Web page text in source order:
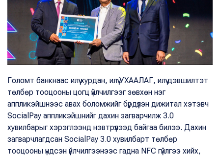
Голомт банкнаас илүү хурдан, илүү УХААЛАГ, илүү дэвшилтэт
төлбөр тооцооны цогц үйлчилгээг зөвхөн нэг
аппликэйшнээс авах боломжийг бүрдүүлэн дижитал хэтэвч
SocialPay аппликэйшнийг дахин загварчилж 3.0
хувилбарыг хэрэглээнд нэвтрүүлээд байгаа билээ. Дахин
загварчлагдсан SocialPay 3.0 хувилбарт төлбөр
тооцооны үндсэн үйлчилгээнээс гадна NFC гүйлгээ хийх,